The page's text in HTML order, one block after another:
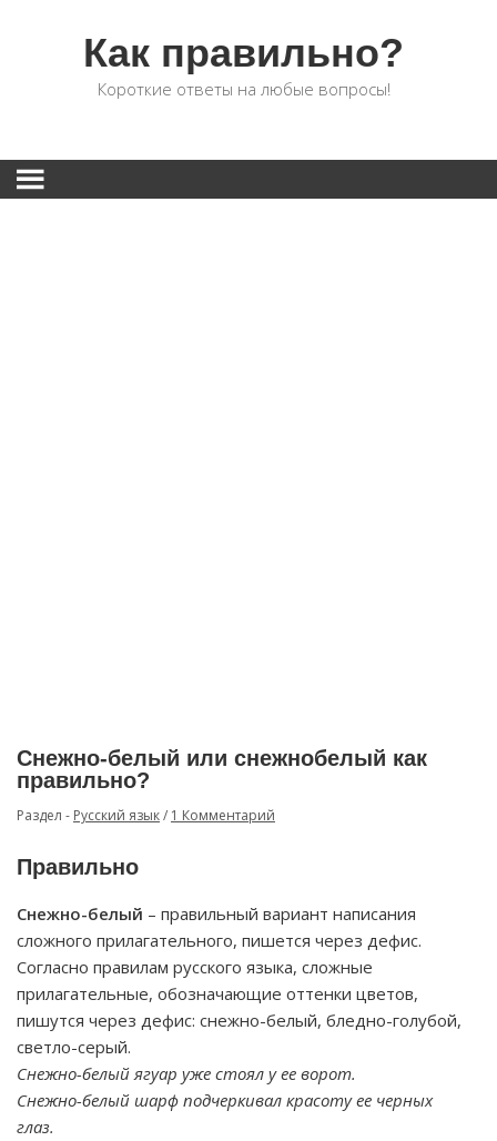
Как правильно?
Короткие ответы на любые вопросы!
Снежно-белый или снежнобелый как
правильно?
Раздел - Русский язык/ 1 Комментарий
Правильно
Снежно-белый – правильный вариант написания
сложного прилагательного, пишется через дефис.
Согласно правилам русского языка, сложные
прилагательные, обозначающие оттенки цветов,
пишутся через дефис: снежно-белый, бледно-голубой,
светло-серый.
Снежно-белый ягуар уже стоял у ее ворот.
Снежно-белый шарф подчеркивал красоту ее черных
глаз.